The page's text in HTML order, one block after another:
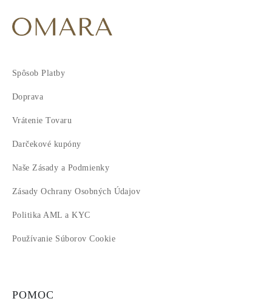
Spôsob Platby
Doprava
Vrátenie Tovaru
Darčekové kupóny
Naše Zásady a Podmienky
Zásady Ochrany Osobných Údajov
Politika AML a KYC
Používanie Súborov Cookie
POMOC